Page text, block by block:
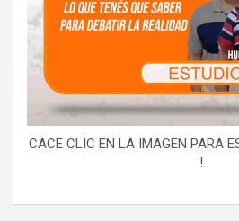
CACE CLIC EN LA IMAGEN PARA
!